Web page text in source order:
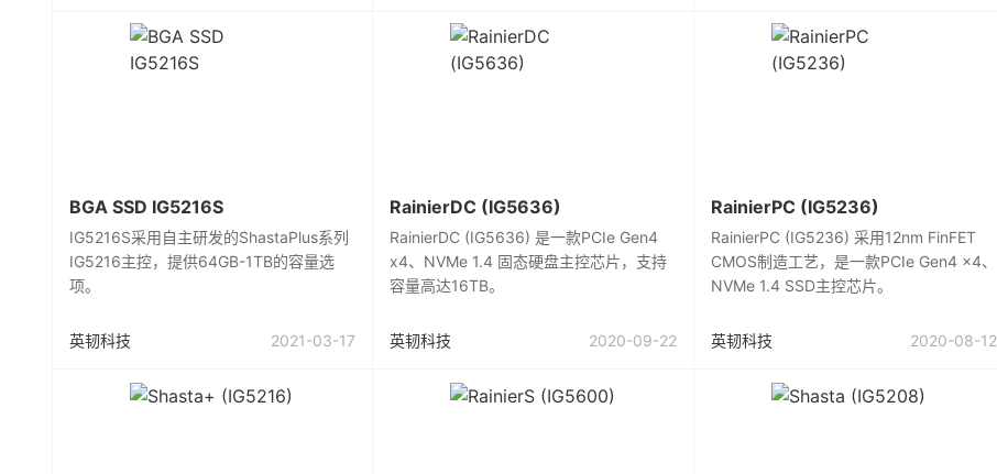
BGA SSD IG5216S
IG5216S采用自主研发的ShastaPlus系列
IG5216主控，提供64GB-1TB的容量选
项。
英韧科技 2021-03-17
RainierDC (IG5636)
RainierDC (IG5636) 是一款PCIe Gen4
x4、NVMe 1.4 固态硬盘主控芯片，支持
容量高达16TB。
英韧科技 2020-09-22
RainierPC (IG5236)
RainierPC (IG5236) 采用12nm FinFET
CMOS制造工艺，是一款PCIe Gen4 x4、
NVMe 1.4 SSD主控芯片。
英韧科技 2020-08-12